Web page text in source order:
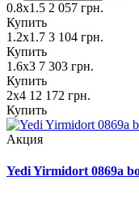
0.8х1.5 2 057 грн.
Купить
1.2х1.7 3 104 грн.
Купить
1.6х3 7 303 грн.
Купить
2х4 12 172 грн.
Купить
Акция
Yedi Yirmidort 0869a